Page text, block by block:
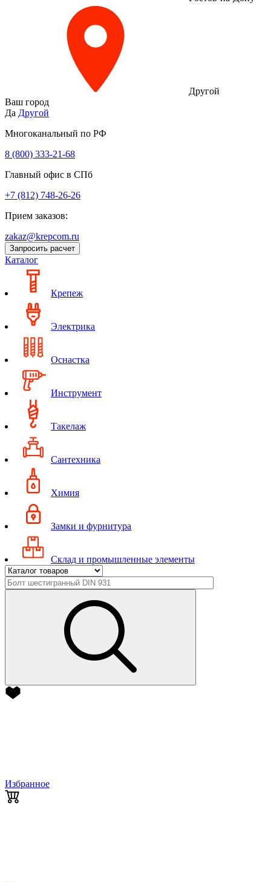
Другой
Ваш город
Да Другой
Многоканальный по РФ
8 (800) 333‑21-68
Главный офис в СПб
+7 (812) 748-26-26
Прием заказов:
zakaz@krepcom.ru
Запросить расчет
Каталог
Крепеж
Электрика
Оснастка
Инструмент
Такелаж
Сантехника
Химия
Замки и фурнитура
Склад и промышленные элементы
Избранное